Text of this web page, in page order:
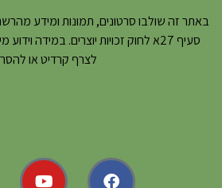
באתר זה שולבו סרטונים, תמונות ומידע
סעיף 27א לחוק זכויות יוצרים. במידה
לצרף קרדיט או